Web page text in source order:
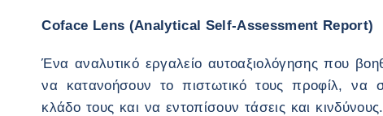
Coface Lens (Analytical Self-Assessment Report)
Ένα αναλυτικό εργαλείο αυτοαξιολόγησης που
να κατανοήσουν το πιστωτικό τους προφίλ, να
κλάδο τους και να εντοπίσουν τάσεις και